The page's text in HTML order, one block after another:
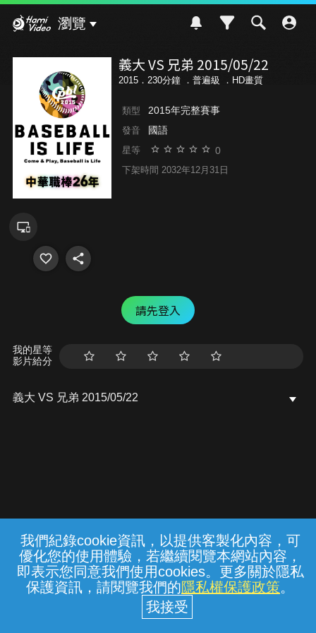
我們紀錄cookie資訊，以提供客製化內容，可
優化您的使用體驗，若繼續閱覽本網站內容，
即表示您同意我們使用cookies。更多關於隱私
保護資訊，請閱覽我們的隱私權保護政策。
瀏覽
義大 VS 兄弟 2015/05/22
2015．230分鐘 ． 普遍級 ．HD畫質
類型 2015年完整賽事
發音 國語
星等 0
下架時間 2032年12月31日
請先登入
我的星等
影片給分
義大 VS 兄弟 2015/05/22
常見問題 線上客服 服務條款 隱私權保護
中華電信股份有限公司個人家庭分公司
(統一編號：96979949) © 2026
{{notifyMsg}}